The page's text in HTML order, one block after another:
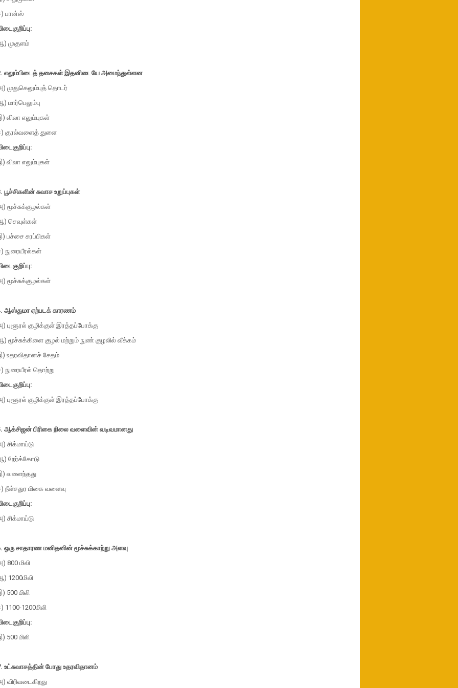
பான்ஸ்
முகுளம்
எலும்பிடைத் தசைகள் இதனிடையே அமைந்துள்ளன
முதுகெலும்புத் தொடர்
மார்பெலும்பு
விலா எலும்புகள்
குரல்வளைத் துளை
விலா எலும்புகள்
பூச்சிகளின் சுவாச உறுப்புகள்
மூச்சுக்குழல்கள்
செவுள்கள்
பச்சை சுரப்பிகள்
நுரையீரல்கள்
மூச்சுக்குழல்கள்
ஆஸ்துமா ஏற்படக் காரணம்
புளூரல் குழிக்குள் இரத்தப்போக்கு
மூச்சுக்கிளை குழல் மற்றும் நுண் குழலில் வீக்கம்
உதரவிதானச் சேதம்
நுரையீரல் தொற்று
புளூரல் குழிக்குள் இரத்தப்போக்கு
ஆக்சிஜன் பிரிகை நிலை வளைவின் வடிவமானது
சிக்மாய்டு
நேர்க்கோடு
வளைந்தது
நீள்சதுர மிகை வளைவு
சிக்மாய்டு
ஒரு சாதாரண மனிதனின் மூச்சுக்காற்று அளவு
800 மிலி
1200மிலி
500 மிலி
1100-1200மிலி
500 மிலி
உட்சுவாசத்தின் போது உதரவிதானம்
விரிவடைகிறது